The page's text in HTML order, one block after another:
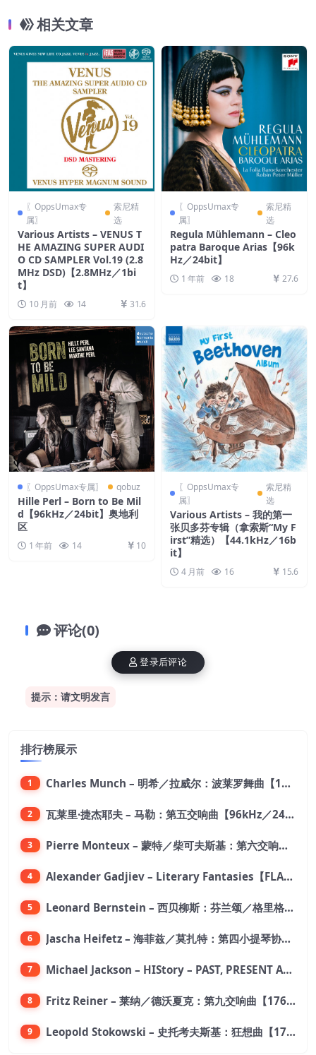
相关文章
〖OppsUmax专
属〗
索尼精
选
Various Artists – VENUS T
HE AMAZING SUPER AUDI
O CD SAMPLER Vol.19 (2.8
MHz DSD)【2.8MHz／1bi
t】
10 月前 14 31.6
〖OppsUmax专
属〗
索尼精
选
Regula Mühlemann – Cleo
patra Baroque Arias【96k
Hz／24bit】
1 年前 18 27.6
〖OppsUmax专属〗 qobuz
Hille Perl – Born to Be Mil
d【96kHz／24bit】奥地利
区
1 年前 14 10
〖OppsUmax专
属〗
索尼精
选
Various Artists – 我的第一
张贝多芬专辑（拿索斯“My F
irst”精选）【44.1kHz／16b
it】
4 月前 16 15.6
评论(0)
提示：请文明发言
登录后评论
排行榜展示
1 Charles Munch – 明希／拉威尔：波莱罗舞曲【176.4kHz／24bit】
2 瓦莱里·捷杰耶夫 – 马勒：第五交响曲【96kHz／24bit】
3 Pierre Monteux – 蒙特／柴可夫斯基：第六交响曲【176.4kHz／24bit】
4 Alexander Gadjiev – Literary Fantasies【FLAC 192】
5 Leonard Bernstein – 西贝柳斯：芬兰颂／格里格：培尔·金特组曲【44.1kHz／24bit】
6 Jascha Heifetz – 海菲兹／莫扎特：第四小提琴协奏曲，第五小提琴协奏曲《土耳其》／维瓦尔第：小提琴与大提琴协奏曲，RV 547【192kHz／24bit】
7 Michael Jackson – HIStory – PAST, PRESENT AND FUTURE – BOOK I【96kHz／24bit】
8 Fritz Reiner – 莱纳／德沃夏克：第九交响曲【176.4kHz／24bit】
9 Leopold Stokowski – 史托考夫斯基：狂想曲【176.4kHz／24bit】